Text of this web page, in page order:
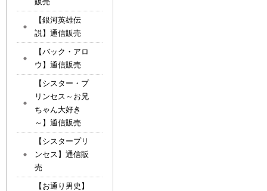
【銀河英雄伝
説】通信販売
【バック・アロ
ウ】通信販売
【シスター・プ
リンセス～お兄
ちゃん大好き
～】通信販売
【シスタープリ
ンセス】通信販
売
【お通り男史】